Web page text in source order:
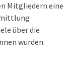
Mitgliedern eine
über die
wurden